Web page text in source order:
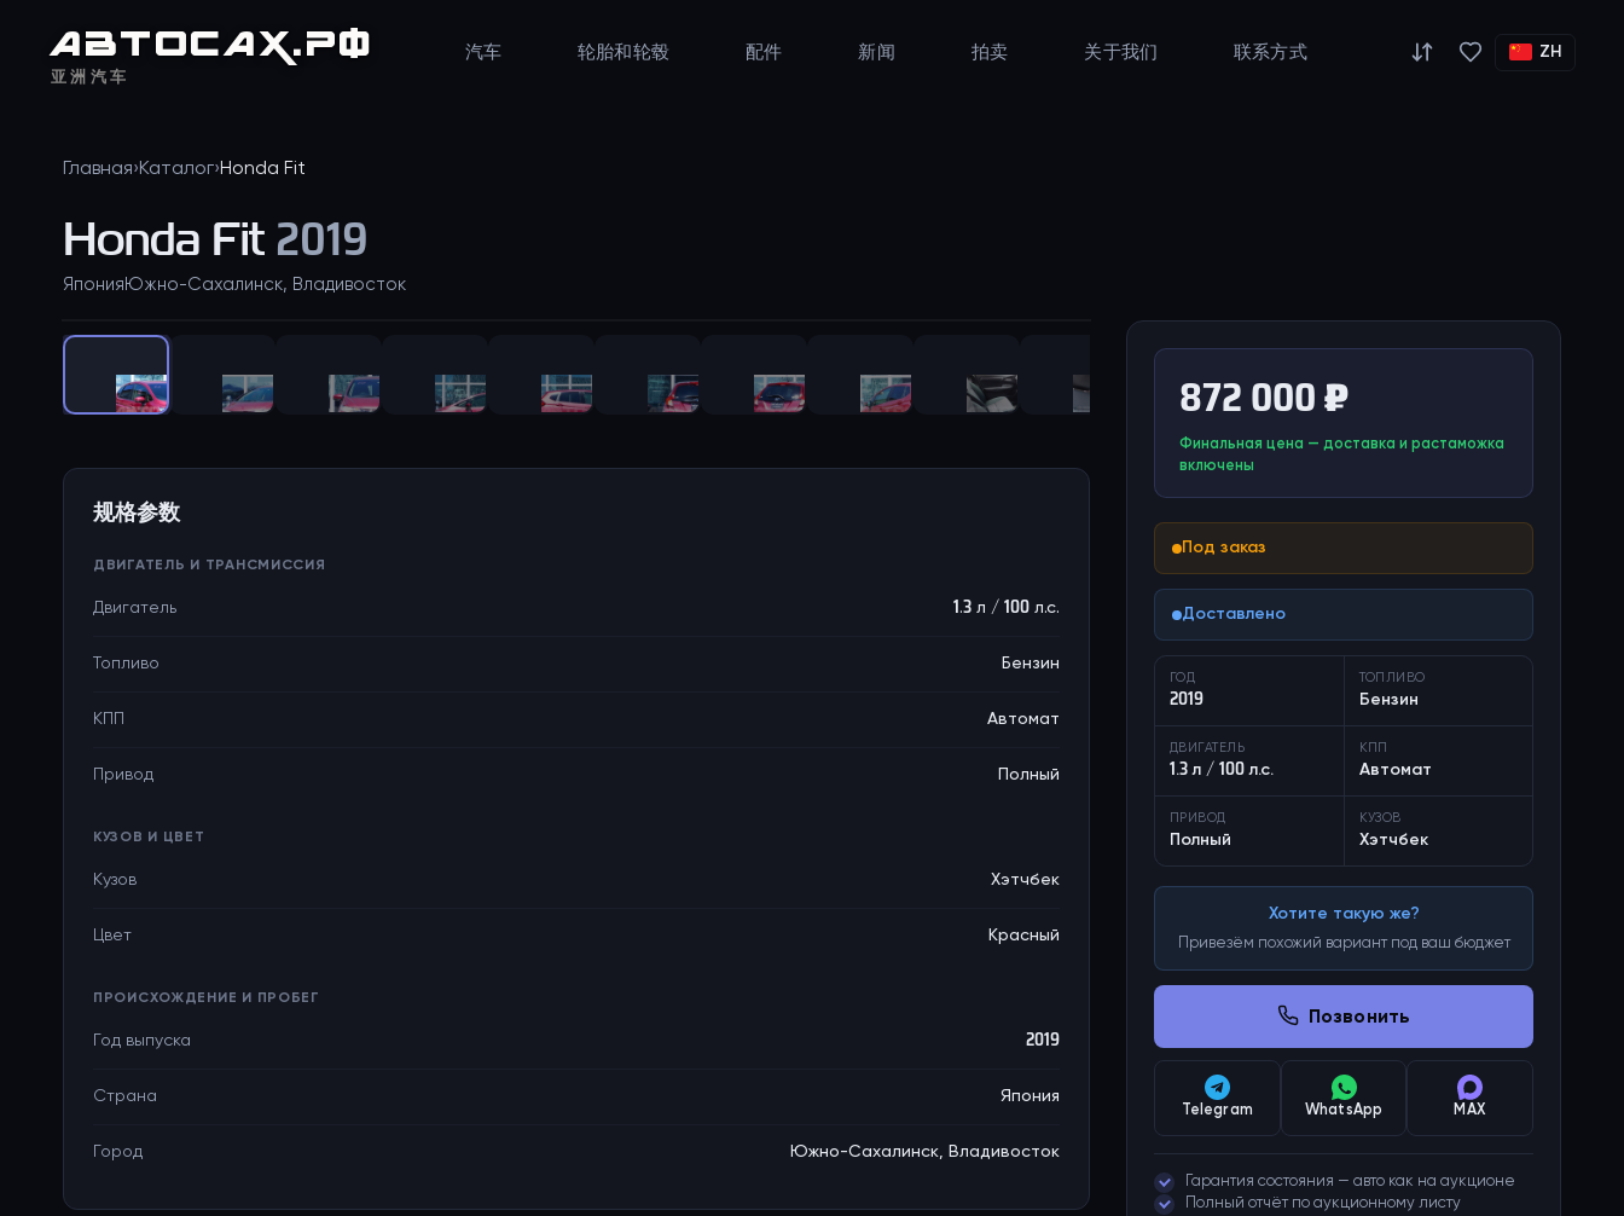
АВТОСАХ.РФ
亚洲汽车
汽车 轮胎和轮毂 配件 新闻 拍卖 关于我们 联系方式 ZH
Главная›Каталог›Honda Fit
Honda Fit2019
Япония Южно-Сахалинск, Владивосток
872 000 ₽
Финальная цена — доставка и растаможка
включены
Под заказ
Доставлено
ГОД
2019
ТОПЛИВО
Бензин
ДВИГАТЕЛЬ
1.3 л / 100 л.с.
КПП
Автомат
ПРИВОД
Полный
КУЗОВ
Хэтчбек
Хотите такую же?
Привезём похожий вариант под ваш бюджет
Позвонить
Telegram WhatsApp MAX
Гарантия состояния — авто как на аукционе
Полный отчёт по аукционному листу
规格参数
ДВИГАТЕЛЬ И ТРАНСМИССИЯ
Двигатель 1.3 л / 100 л.с.
Топливо Бензин
КПП Автомат
Привод Полный
КУЗОВ И ЦВЕТ
Кузов Хэтчбек
Цвет Красный
ПРОИСХОЖДЕНИЕ И ПРОБЕГ
Год выпуска 2019
Страна Япония
Город Южно-Сахалинск, Владивосток